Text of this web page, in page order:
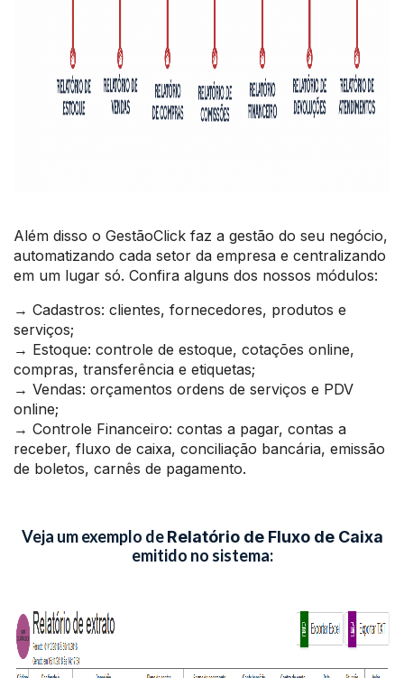
Além disso o GestãoClick faz a gestão do seu negócio,
automatizando cada setor da empresa e centralizando
em um lugar só. Confira alguns dos nossos módulos:
→ Cadastros: clientes, fornecedores, produtos e
serviços;
→ Estoque: controle de estoque, cotações online,
compras, transferência e etiquetas;
→ Vendas: orçamentos ordens de serviços e PDV
online;
→ Controle Financeiro: contas a pagar, contas a
receber, fluxo de caixa, conciliação bancária, emissão
de boletos, carnês de pagamento.
Veja um exemplo deRelatório de Fluxo de Caixa
emitido no sistema: